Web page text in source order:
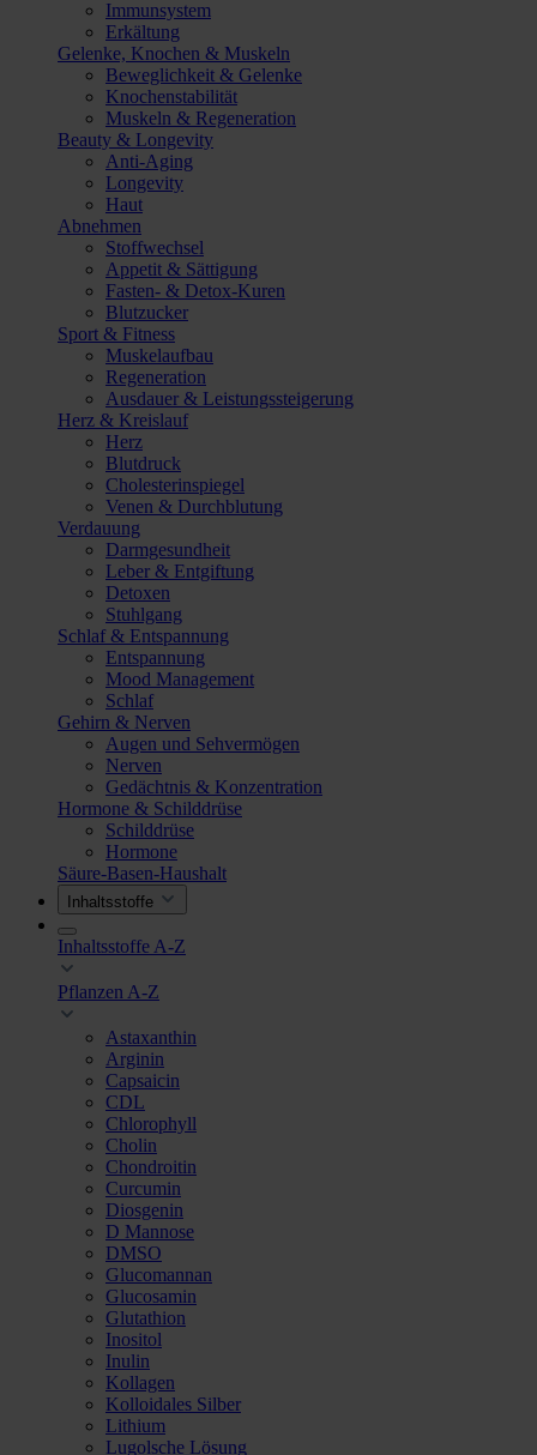
Immunsystem
Erkältung
Gelenke, Knochen & Muskeln
Beweglichkeit & Gelenke
Knochenstabilität
Muskeln & Regeneration
Beauty & Longevity
Anti-Aging
Longevity
Haut
Abnehmen
Stoffwechsel
Appetit & Sättigung
Fasten- & Detox-Kuren
Blutzucker
Sport & Fitness
Muskelaufbau
Regeneration
Ausdauer & Leistungssteigerung
Herz & Kreislauf
Herz
Blutdruck
Cholesterinspiegel
Venen & Durchblutung
Verdauung
Darmgesundheit
Leber & Entgiftung
Detoxen
Stuhlgang
Schlaf & Entspannung
Entspannung
Mood Management
Schlaf
Gehirn & Nerven
Augen und Sehvermögen
Nerven
Gedächtnis & Konzentration
Hormone & Schilddrüse
Schilddrüse
Hormone
Säure-Basen-Haushalt
Inhaltsstoffe
Inhaltsstoffe A-Z
Pflanzen A-Z
Astaxanthin
Arginin
Capsaicin
CDL
Chlorophyll
Cholin
Chondroitin
Curcumin
Diosgenin
D Mannose
DMSO
Glucomannan
Glucosamin
Glutathion
Inositol
Inulin
Kollagen
Kolloidales Silber
Lithium
Lugolsche Lösung